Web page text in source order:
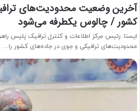
آخرین وضعیت محدودیت‌های
کشور / چالوس یکطرفه می‌شود
ایسنا: رئیس مرکز اطلاعات و کنترل ترافیک پلیس
محدودیت‌های ترافیکی و جوی در جاده‌های کشور را…